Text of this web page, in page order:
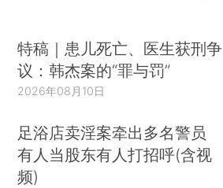
特稿｜患儿死亡、医生获刑争
议：韩杰案的“罪与罚”
2026年08月10日
足浴店卖淫案牵出多名警员
有人当股东有人打招呼(含视
频)